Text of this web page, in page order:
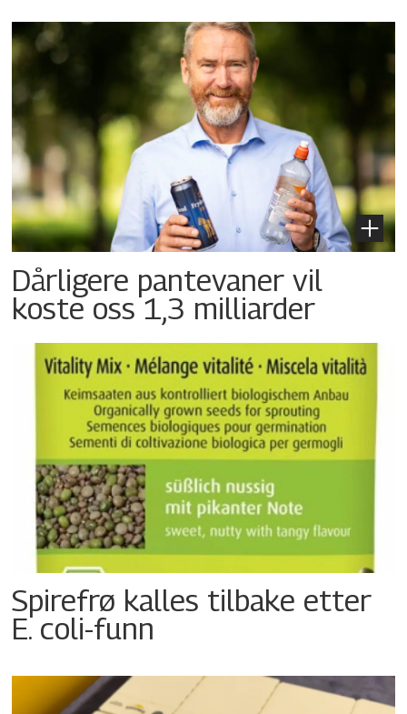
Dårligere pantevaner vil
koste oss 1,3 milliarder
Spirefrø kalles tilbake etter
E. coli-funn